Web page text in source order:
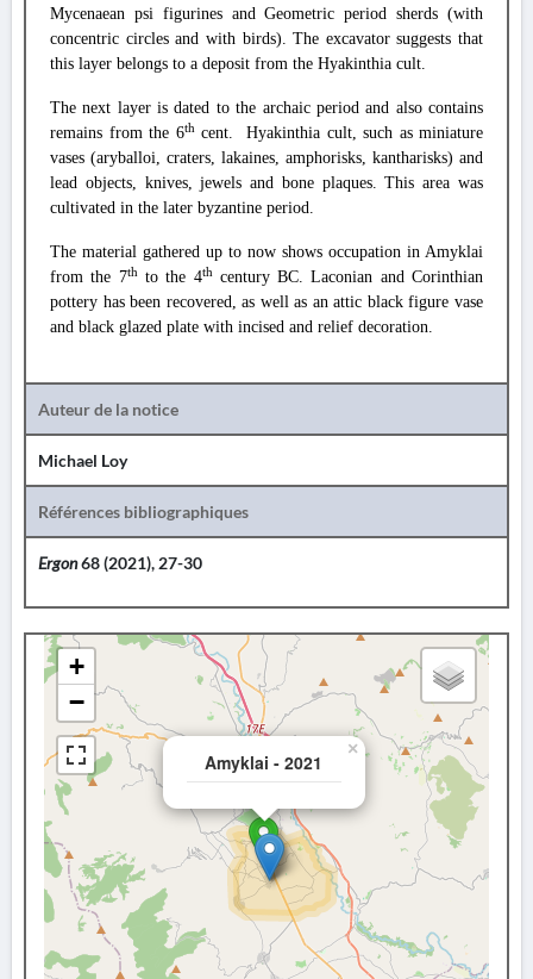
Mycenaean psi figurines and Geometric period sherds (with
concentric circles and with birds). The excavator suggests that
this layer belongs to a deposit from the Hyakinthia cult.
The next layer is dated to the archaic period and also contains
remains from the 6thcent. Hyakinthia cult, such as miniature
vases (aryballoi, craters, lakaines, amphorisks, kantharisks) and
lead objects, knives, jewels and bone plaques. This area was
cultivated in the later byzantine period.
The material gathered up to now shows occupation in Amyklai
from the 7thto the 4thcentury BC. Laconian and Corinthian
pottery has been recovered, as well as an attic black figure vase
and black glazed plate with incised and relief decoration.
Auteur de la notice
Michael Loy
Références bibliographiques
Ergon68 (2021), 27-30
Amyklai - 2021
×
+
−